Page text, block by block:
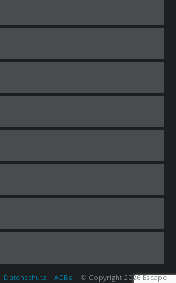
Datenschutz | AGBs | © Copyright 2026 Escape